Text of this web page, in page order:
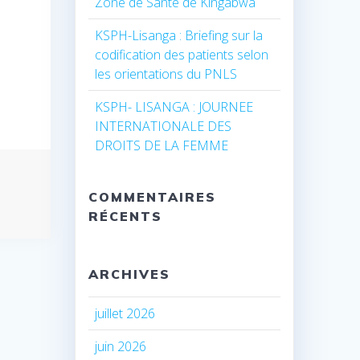
KSPH-Lisanga : Briefing sur la
codification des patients selon
les orientations du PNLS
KSPH- LISANGA : JOURNEE
INTERNATIONALE DES
DROITS DE LA FEMME
COMMENTAIRES
RÉCENTS
ARCHIVES
juillet 2026
juin 2026